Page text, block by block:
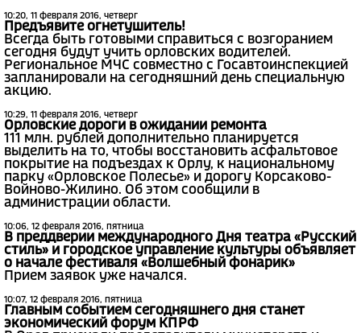
10:20, 11 февраля 2016, четверг
Предъявите огнетушитель!
Всегда быть готовыми справиться с возгоранием
сегодня будут учить орловских водителей.
Региональное МЧС совместно с Госавтоинспекцией
запланировали на сегодняшний день специальную
акцию.
10:29, 11 февраля 2016, четверг
Орловские дороги в ожидании ремонта
111 млн. рублей дополнительно планируется
выделить на то, чтобы восстановить асфальтовое
покрытие на подъездах к Орлу, к национальному
парку «Орловское Полесье» и дорогу Корсаково-
Войново-Жилино. Об этом сообщили в
администрации области.
10:06, 12 февраля 2016, пятница
В преддверии международного Дня театра «Русский
стиль» и городское управление культуры объявляет
о начале фестиваля «Волшебный фонарик»
Прием заявок уже начался.
10:07, 12 февраля 2016, пятница
Главным событием сегодняшнего дня станет
экономический форум КПРФ